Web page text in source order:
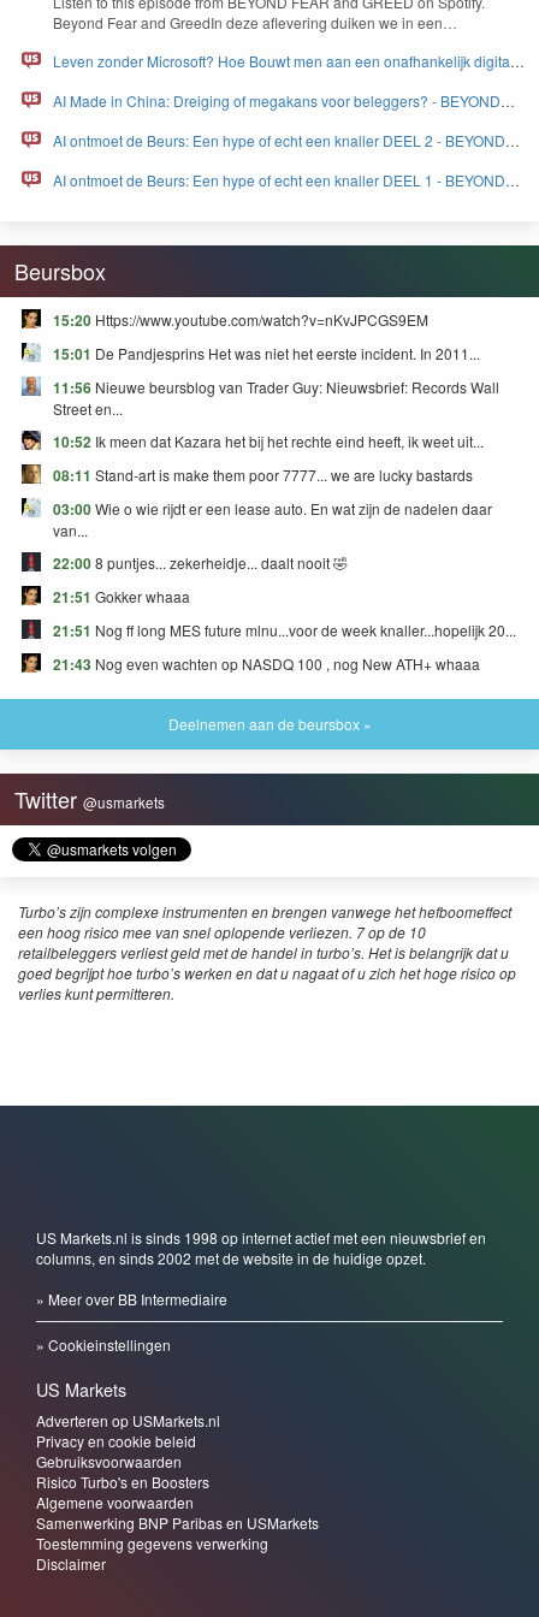
Beyond Fear and Greed­In deze aflev­er­ing duiken we in een…
Leven zonder Microsoft? Hoe Bouwt men aan een onafhankelijk digitaal
AI Made in China: Dreiging of megakans voor beleggers? - BEYOND
AI ontmoet de Beurs: Een hype of echt een knaller DEEL 2 - BEYOND
AI ontmoet de Beurs: Een hype of echt een knaller DEEL 1 - BEYOND
Beursbox
15:20 Https://www.youtube.com/watch?v=nKvJPCGS9EM
15:01 De Pandjesprins Het was niet het eerste incident. In 2011...
11:56 Nieuwe beursblog van Trader Guy: Nieuwsbrief: Records Wall
Street en...
10:52 Ik meen dat Kazara het bij het rechte eind heeft, ik weet uit...
08:11 Stand-art is make them poor 7777... we are lucky bastards
03:00Wie o wie rijdt er een lease auto. En wat zijn de nadelen daar
van...
22:008 puntjes... zekerheidje... daalt nooit 🤣
21:51 Gokker whaaa
21:51 Nog ff long MES future mlnu...voor de week knaller...hopelijk 20...
21:43 Nog even wachten op NASDQ 100 , nog New ATH+ whaaa
Deelnemen aan de beursbox »
Twitter @usmarkets
Turbo’s zijn complexe instrumenten en brengen vanwege het hefboomeffect
een hoog risico mee van snel oplopende verliezen. 7 op de 10
retailbeleggers verliest geld met de handel in turbo’s. Het is belangrijk dat u
goed begrijpt hoe turbo’s werken en dat u nagaat of u zich het hoge risico op
verlies kunt permitteren.
US Markets.nl is sinds 1998 op internet actief met een nieuwsbrief en
columns, en sinds 2002 met de website in de huidige opzet.
» Meer over BB Intermediaire
» Cookieinstellingen
US Markets
Adverteren op USMarkets.nl
Privacy en cookie beleid
Gebruiksvoorwaarden
Risico Turbo's en Boosters
Algemene voorwaarden
Samenwerking BNP Paribas en USMarkets
Toestemming gegevens verwerking
Disclaimer